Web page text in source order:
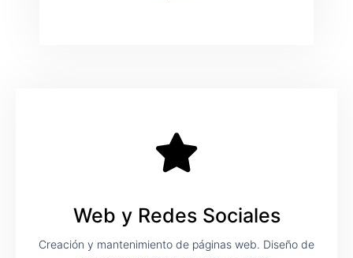
Web y Redes Sociales
Creación y mantenimiento de páginas web. Diseño de